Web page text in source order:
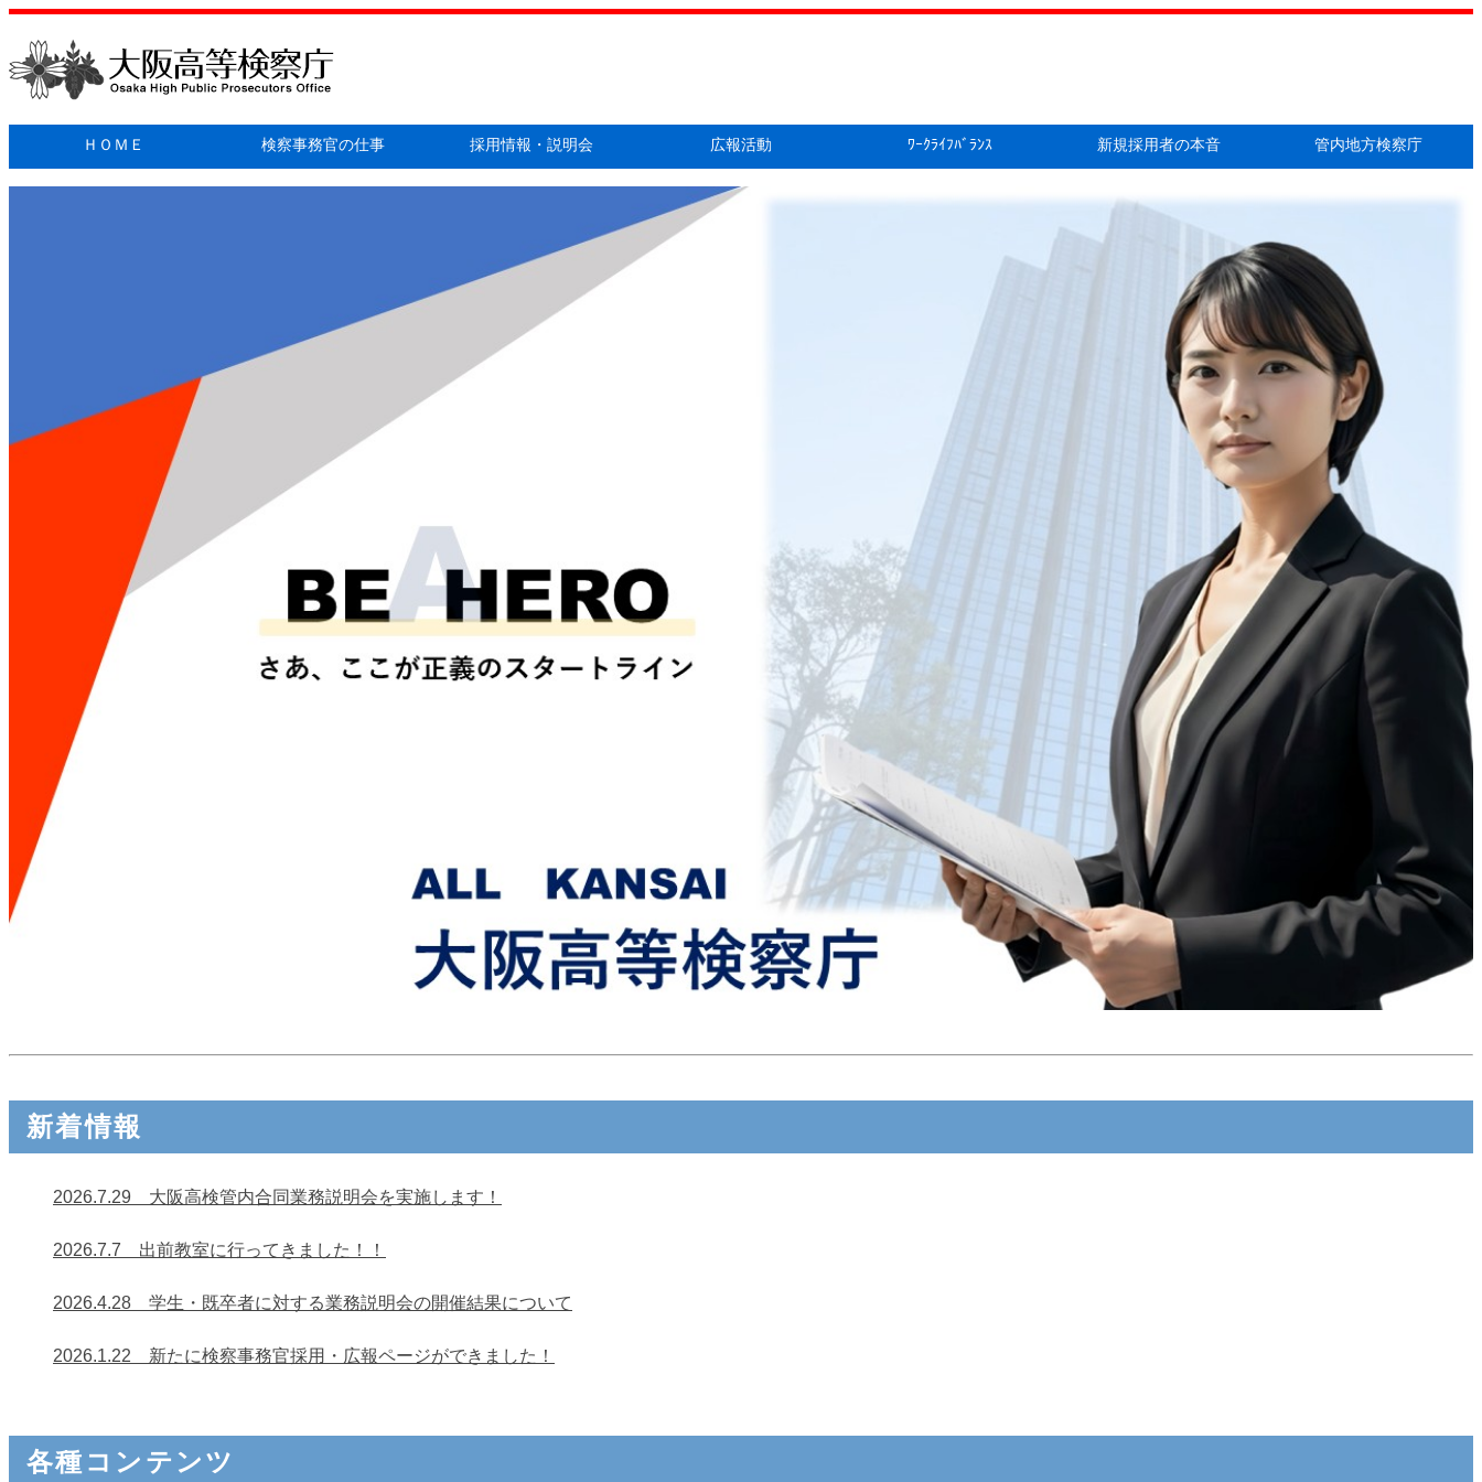
ＨＯＭＥ 検察事務官の仕事 採用情報・説明会 広報活動 ﾜｰｸﾗｲﾌﾊﾞﾗﾝｽ 新規採用者の本音 管内地方検察庁
新着情報
2026.7.29 大阪高検管内合同業務説明会を実施します！
2026.7.7 出前教室に行ってきました！！
2026.4.28 学生・既卒者に対する業務説明会の開催結果について
2026.1.22 新たに検察事務官採用・広報ページができました！
各種コンテンツ